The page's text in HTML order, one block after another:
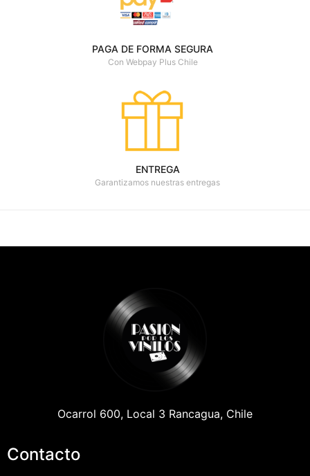
PAGA DE FORMA SEGURA
Con Webpay Plus Chile
ENTREGA
Garantizamos nuestras entregas
Ocarrol 600, Local 3 Rancagua, Chile
Contacto